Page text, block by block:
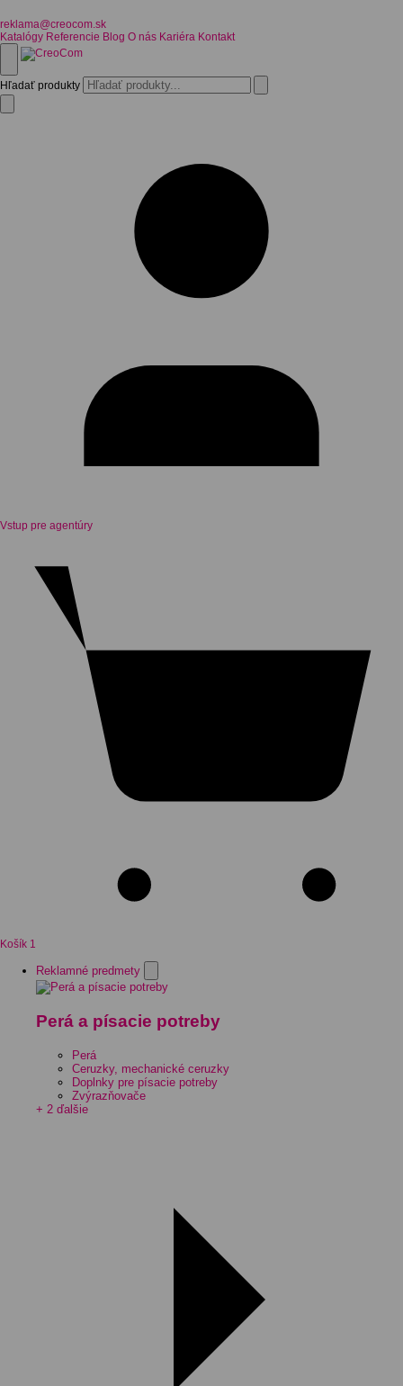
reklama@creocom.sk
Katalógy Referencie Blog O nás Kariéra Kontakt
Hľadať produkty
Vstup pre agentúry
Košík 1
Reklamné predmety
Perá a písacie potreby
Perá
Ceruzky, mechanické ceruzky
Doplnky pre písacie potreby
Zvýrazňovače
+ 2 ďalšie